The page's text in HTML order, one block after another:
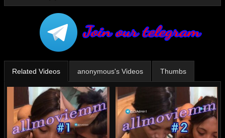
Related Videos anonymous's Videos Thumbs